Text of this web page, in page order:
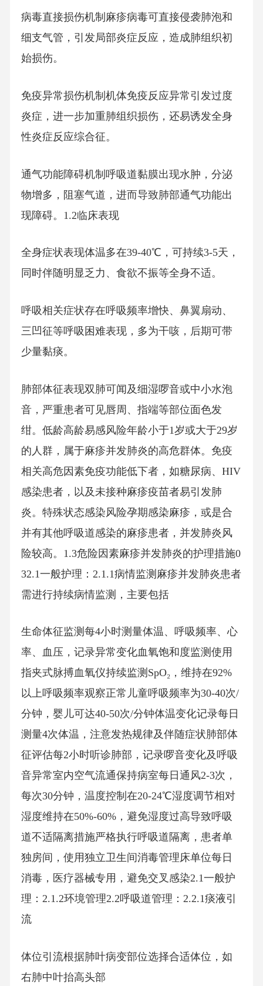
病毒直接损伤机制麻疹病毒可直接侵袭肺泡和
细支气管，引发局部炎症反应，造成肺组织初
始损伤。
免疫异常损伤机制机体免疫反应异常引发过度
炎症，进一步加重肺组织损伤，还易诱发全身
性炎症反应综合征。
通气功能障碍机制呼吸道黏膜出现水肿，分泌
物增多，阻塞气道，进而导致肺部通气功能出
现障碍。1.2临床表现
全身症状表现体温多在39-40℃，可持续3-5天，
同时伴随明显乏力、食欲不振等全身不适。
呼吸相关症状存在呼吸频率增快、鼻翼扇动、
三凹征等呼吸困难表现，多为干咳，后期可带
少量黏痰。
肺部体征表现双肺可闻及细湿啰音或中小水泡
音，严重患者可见唇周、指端等部位面色发
绀。低龄高龄易感风险年龄小于1岁或大于29岁
的人群，属于麻疹并发肺炎的高危群体。免疫
相关高危因素免疫功能低下者，如糖尿病、HIV
感染患者，以及未接种麻疹疫苗者易引发肺
炎。特殊状态感染风险孕期感染麻疹，或是合
并有其他呼吸道感染的麻疹患者，并发肺炎风
险较高。1.3危险因素麻疹并发肺炎的护理措施0
32.1一般护理：2.1.1病情监测麻疹并发肺炎患者
需进行持续病情监测，主要包括
生命体征监测每4小时测量体温、呼吸频率、心
率、血压，记录异常变化血氧饱和度监测使用
指夹式脉搏血氧仪持续监测SpO₂，维持在92%
以上呼吸频率观察正常儿童呼吸频率为30-40次/
分钟，婴儿可达40-50次/分钟体温变化记录每日
测量4次体温，注意发热规律及伴随症状肺部体
征评估每2小时听诊肺部，记录啰音变化及呼吸
音异常室内空气流通保持病室每日通风2-3次，
每次30分钟，温度控制在20-24℃湿度调节相对
湿度维持在50%-60%，避免湿度过高导致呼吸
道不适隔离措施严格执行呼吸道隔离，患者单
独房间，使用独立卫生间消毒管理床单位每日
消毒，医疗器械专用，避免交叉感染2.1一般护
理：2.1.2环境管理2.2呼吸道管理：2.2.1痰液引
流
体位引流根据肺叶病变部位选择合适体位，如
右肺中叶抬高头部